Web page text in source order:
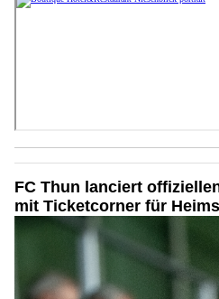
FC Thun lanciert
mit Ticketcorner für